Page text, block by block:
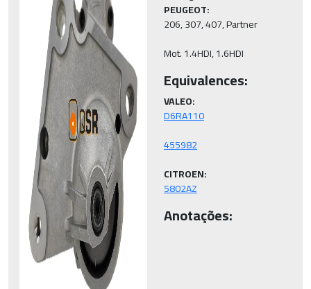
PEUGEOT:
206, 307, 407, Partner
Mot. 1.4HDI, 1.6HDI
Equivalences:
VALEO:
CITROEN:
5802AZ
Anotações: